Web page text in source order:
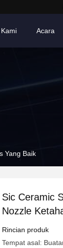
Acara
Yang Baik
Sic Ceramic
Nozzle
Rincian produk
Tempat asal: